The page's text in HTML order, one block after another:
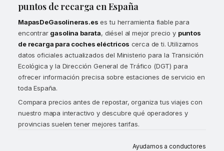
puntos de recarga en España
MapasDeGasolineras.es es tu herramienta fiable para
encontrar gasolina barata, diésel al mejor precio y puntos
de recarga para coches eléctricos cerca de ti. Utilizamos
datos oficiales actualizados del Ministerio para la Transición
Ecológica y la Dirección General de Tráfico (DGT) para
ofrecer información precisa sobre estaciones de servicio en
toda España.
Compara precios antes de repostar, organiza tus viajes con
nuestro mapa interactivo y descubre qué operadores y
provincias suelen tener mejores tarifas.
Ayudamos a conductores